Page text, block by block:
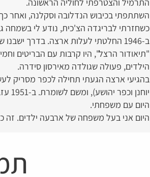
כשחזרתי לבריגדה הצ'כית, נודע לי בשמחה
ב-1946 החלטתי לעלות ארצה. בדרך
"תיאודור הרצל", היו קרבות עם הבריטים
הילדים, פעולה שגולדה מאירסון סידרה.
בהגיעי ארצה הגעתי תחילה לכפר מסריק
היום עם משפחתי.
היום אני בעל משפחה של ארבעה ילדים. זה